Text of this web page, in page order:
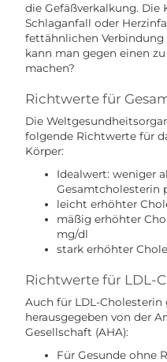
die Gefäßverkalkung. Die
Schlaganfall oder
fettähnlichen
kann man gegen einen
machen?
Richtwerte für
Die
folgende Richtwerte für
Körper:
Idealwert: weniger
Gesamtcholesterin
leicht erhöhter
mäßig erhöhter
mg/dl
stark erhöhter
Richtwerte für LDL-
Auch für LDL-
herausgegeben von der
Gesellschaft (AHA):
Für Gesunde ohne